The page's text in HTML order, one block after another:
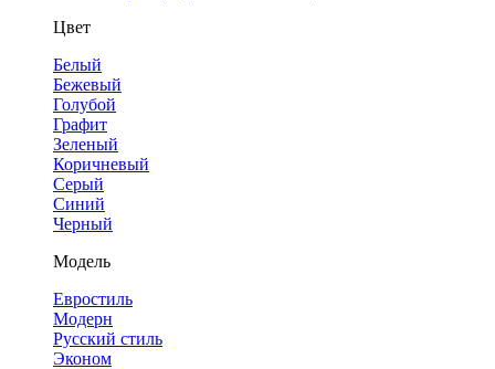
Цвет
Белый
Бежевый
Голубой
Графит
Зеленый
Коричневый
Серый
Синий
Черный
Модель
Евростиль
Модерн
Русский стиль
Эконом